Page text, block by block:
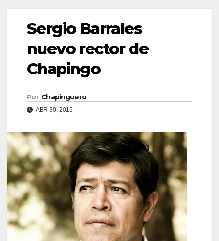
Sergio Barrales
nuevo rector de
Chapingo
Por Chapinguero
ABR 30, 2015